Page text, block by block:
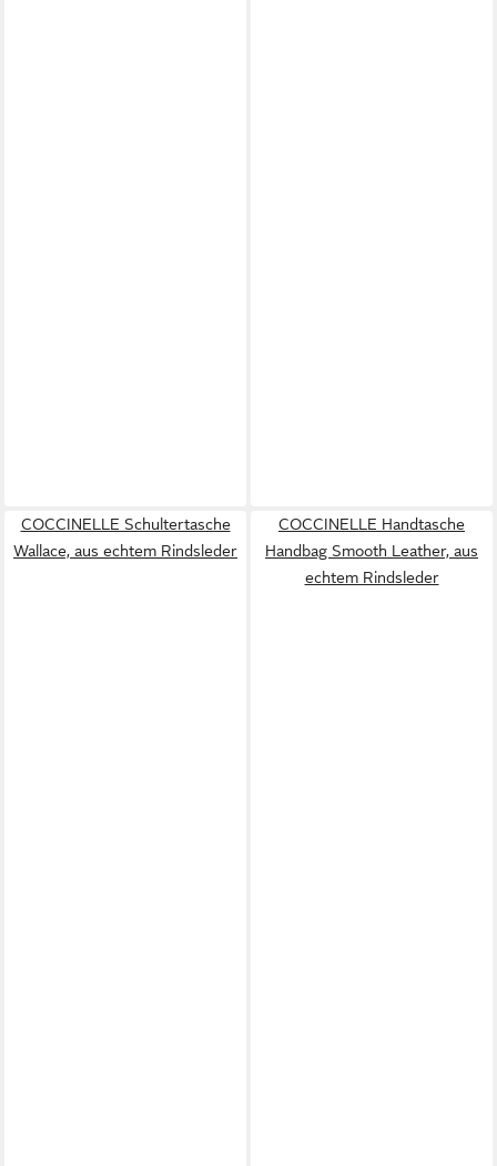
COCCINELLE Schultertasche
Wallace, aus echtem Rindsleder
COCCINELLE Handtasche
Handbag Smooth Leather, aus
echtem Rindsleder